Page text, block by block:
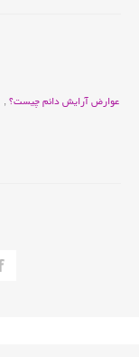
عوارض آرایش دائم چیست؟,